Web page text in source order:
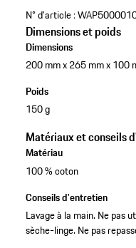
N° d'article :
Dimensions et poids
Dimensions
200 mm x 265 mm x 100
Poids
150 g
Matériaux et conseils
Matériau
100 % coton
Conseils d'entretien
Lavage à la main. Ne pas
sèche-linge. Ne pas